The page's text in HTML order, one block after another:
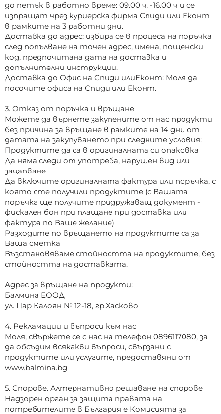
до петък в работно време: 09.00 ч. -16.00 ч и се
изпращат чрез куриерска фирма Спиди или Еконт
в рамките на 3 работни дни.
Доставка до адрес: избира се в процеса на поръчка
след попълване на точен адрес, имена, пощенски
код, предпочитана дата на доставка и
допълнителни инструкции.
Доставка до Офис на Спиди илиЕконт: Моля да
посочите офиса на Спиди или Еконт.
3. Отказ от поръчка и връщане
Можете да върнете закупените от нас продукти
без причина за връщане в рамките на 14 дни от
датата на закупуването при следните условия:
Продуктите да са в оригиналната си опаковка
Да няма следи от употреба, нарушен вид или
зацапване
Да включите оригиналната фактура или поръчка, с
която сте получили продуктите (с Вашата
поръчка ще получите придружаващ документ -
фискален бон при плащане при доставка или
фактура по Ваше желание)
Разходите по връщането на продуктите са за
Ваша сметка
Възстановяваме стойността на продуктите, без
стойността на доставката.
Адрес за връщане на продукти:
Балмина ЕООД
ул. Цар Калоян № 12-18, гр.Хасково
4. Рекламации и въпроси към нас
Моля, свържете се с нас на телефон 0896117080, за
да обсъдим всякакви въпроси, свързани с
продуктите или услугите, предоставяни от
www.balmina.bg
5. Спорове. Алтернативно решаване на спорове
Надзорен орган за защита правата на
потребителите в България е Комисията за